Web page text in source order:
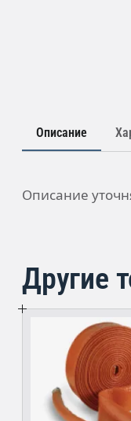
Описание
Описание
Другие